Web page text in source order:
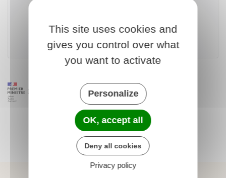
Ministère chargé de l'intérieur
This site uses cookies and
gives you control over what
you want to activate
Personalize
OK, accept all
Deny all cookies
Privacy policy